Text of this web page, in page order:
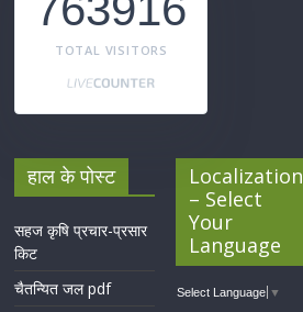
TOTAL VISITORS
हाल के पोस्ट
सहज कृषि प्रचार-प्रसार
किट
चैतन्यित जल pdf
Localization
– Select
Your
Language
Select Language ▼